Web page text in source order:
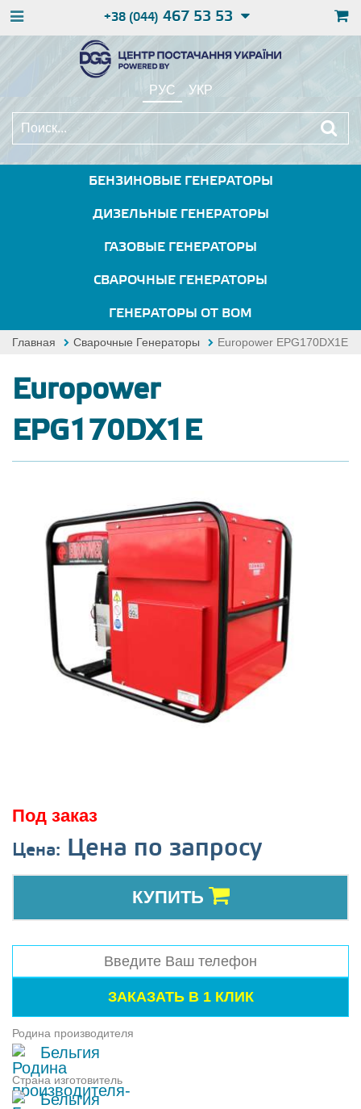
+38 (044) 467 53 53
РУС УКР
БЕНЗИНОВЫЕ ГЕНЕРАТОРЫ
ДИЗЕЛЬНЫЕ ГЕНЕРАТОРЫ
ГАЗОВЫЕ ГЕНЕРАТОРЫ
СВАРОЧНЫЕ ГЕНЕРАТОРЫ
ГЕНЕРАТОРЫ ОТ ВОМ
Главная Сварочные Генераторы Europower EPG170DX1E
Europower
EPG170DX1E
Под заказ
Цена: Цена по запросу
КУПИТЬ
Родина производителя
Бельгия
Страна изготовитель
Бельгия